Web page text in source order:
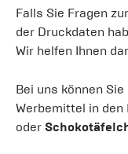
Falls Sie Fragen
der Druckdaten
Wir helfen Ihnen
Bei uns können
Werbemittel in den
oder